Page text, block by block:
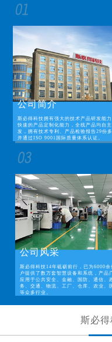
公司简介
斯必得科技拥有强大的技术产品研发能
快速的产品定制化能力，全线产品均自
发，拥有技术专利、产品检验报告29份多
并通过ISO 9001国际质量体系认证。
公司风采
斯必得科技14年砥砺前行，已为6000余
户提供了数万套智慧设备和系统，产品
应用于公共安全、金融、国防、通信、
务、交通、物流、工厂、仓库、农业、
等众多行业。
斯必得